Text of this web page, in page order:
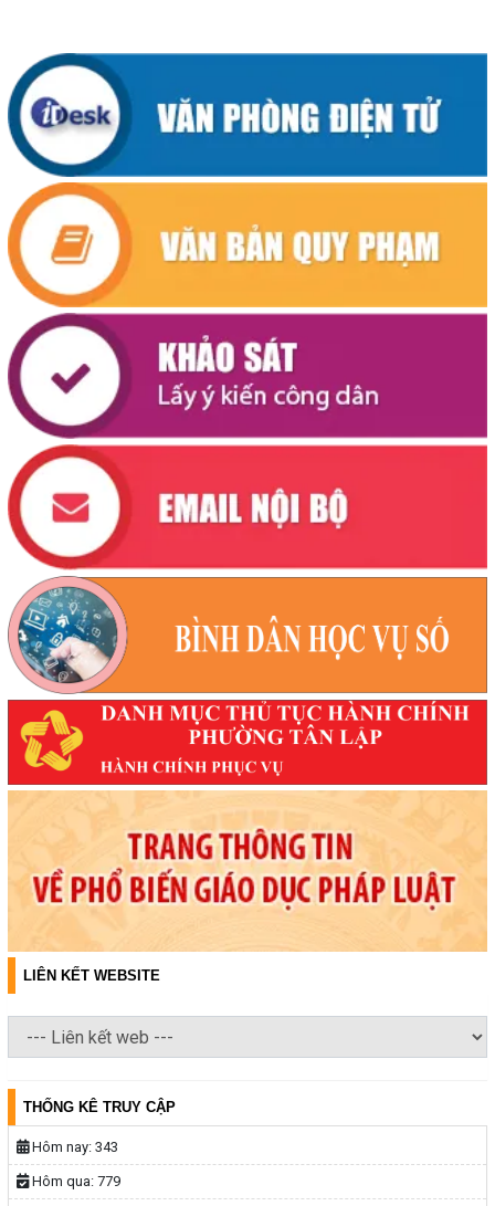
LIÊN KẾT WEBSITE
THỐNG KÊ TRUY CẬP
Hôm nay: 343
Hôm qua: 779